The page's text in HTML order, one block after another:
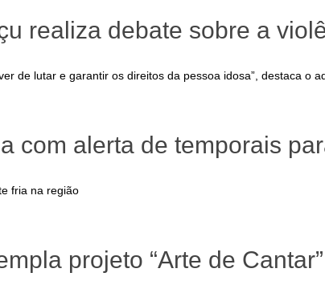
realiza debate sobre a
de lutar e garantir os direitos da pessoa idosa”, destaca o
com alerta de temporais
fria na região
projeto “Arte de